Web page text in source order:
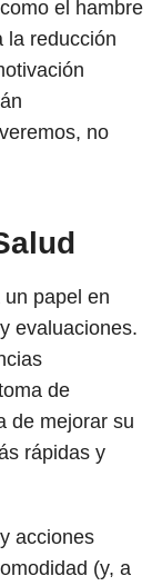
el hambre
la reducción
no
papel en
evaluaciones.
de
de mejorar su
rápidas y
acciones
(y, a